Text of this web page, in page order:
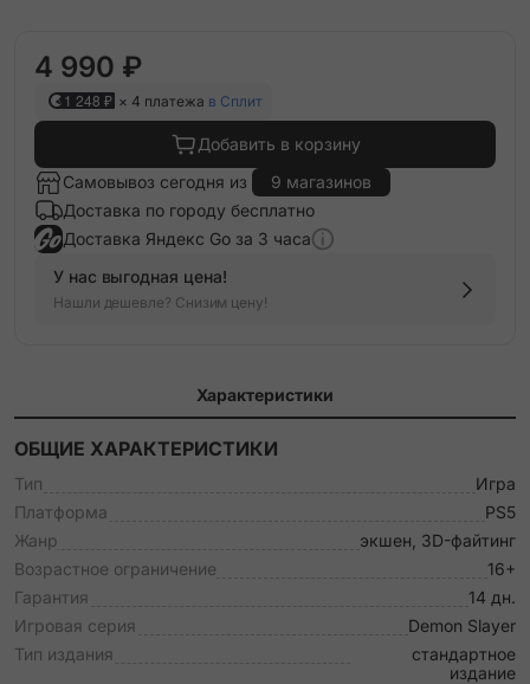
4 990 ₽
1 248 ₽ × 4 платежа в Сплит
Добавить в корзину
Самовывоз сегодня из
9 магазинов
Доставка по городу бесплатно
Доставка Яндекс Go за 3 часа
У нас выгодная цена!
Нашли дешевле? Снизим цену!
Характеристики
ОБЩИЕ ХАРАКТЕРИСТИКИ
Тип
Игра
Платформа
PS5
Жанр
экшен, 3D-файтинг
Возрастное ограничение
16+
Гарантия
14 дн.
Игровая серия
Demon Slayer
Тип издания
стандартное
издание